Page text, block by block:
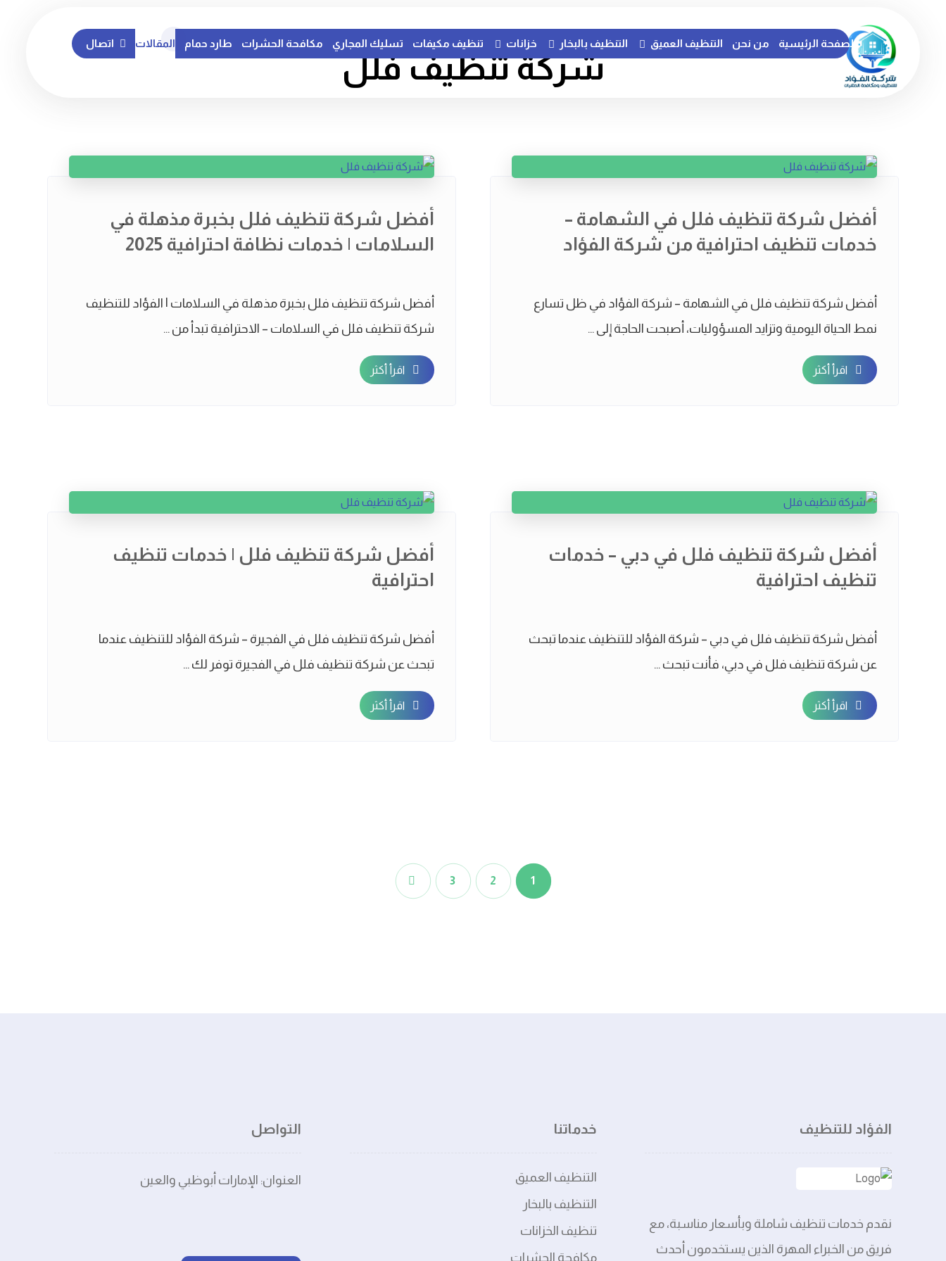
الصفحة الرئيسية من نحن التنظيف العميق التنظيف بالبخار خزانات تنظيف مكيفات تسليك المجاري مكافحة الحشرات طارد حمام المقالات اتصال
شركة تنظيف فلل
أفضل شركة تنظيف فلل في الشهامة –
خدمات تنظيف احترافية من شركة الفؤاد
أفضل شركة تنظيف فلل في الشهامة – شركة الفؤاد في ظل تسارع
نمط الحياة اليومية وتزايد المسؤوليات، أصبحت الحاجة إلى ...
اقرأ أكثر
أفضل شركة تنظيف فلل بخبرة مذهلة في
السلامات | خدمات نظافة احترافية 2025
أفضل شركة تنظيف فلل بخبرة مذهلة في السلامات | الفؤاد للتنظيف
شركة تنظيف فلل في السلامات – الاحترافية تبدأ من ...
اقرأ أكثر
أفضل شركة تنظيف فلل في دبي – خدمات
تنظيف احترافية
أفضل شركة تنظيف فلل في دبي – شركة الفؤاد للتنظيف عندما تبحث
عن شركة تنظيف فلل في دبي، فأنت تبحث ...
اقرأ أكثر
أفضل شركة تنظيف فلل | خدمات تنظيف
احترافية
أفضل شركة تنظيف فلل في الفجيرة – شركة الفؤاد للتنظيف عندما
تبحث عن شركة تنظيف فلل في الفجيرة توفر لك ...
اقرأ أكثر
1
2
3
الفؤاد للتنظيف
نقدم خدمات تنظيف شاملة وبأسعار مناسبة، مع
فريق من الخبراء المهرة الذين يستخدمون أحدث
خدماتنا
التنظيف العميق
التنظيف بالبخار
تنظيف الخزانات
مكافحة الحشرات
التواصل
العنوان: الإمارات أبوظبي والعين